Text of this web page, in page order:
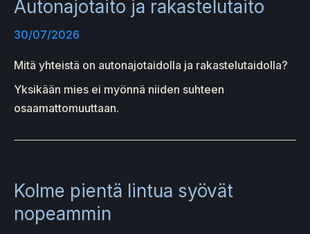
Autonajotaito ja rakastelutaito
30/07/2026
Mitä yhteistä on autonajotaidolla ja rakastelutaidolla?
Yksikään mies ei myönnä niiden suhteen
osaamattomuuttaan.
Kolme pientä lintua syövät
nopeammin